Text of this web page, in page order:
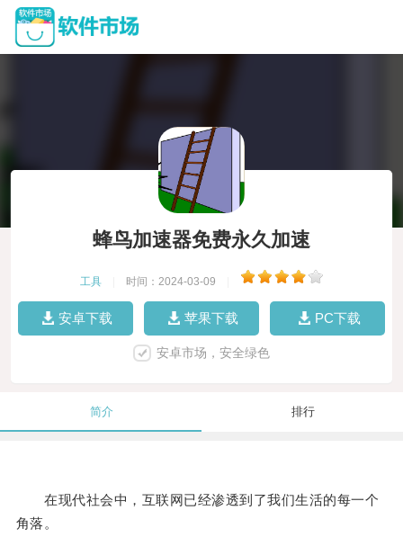
蜂鸟加速器免费永久加速
工具 时间：2024-03-09
安卓下载 苹果下载 PC下载
安卓市场，安全绿色
简介 排行
在现代社会中，互联网已经渗透到了我们生活的每一个
角落。